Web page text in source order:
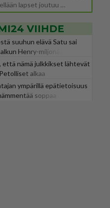
Hesarissa päivitellään lapset joutuu nyt kulkemaan 2 km kouluun jösses. Ruostefillarilla tuo matka menee vaikka miten äk
VIIHDE
suuhun elävä Satu sai
Henry-miljonääriltä
nämä julkkikset lähtevät
alkaa
ympärillä epätietoisuus
soppaa